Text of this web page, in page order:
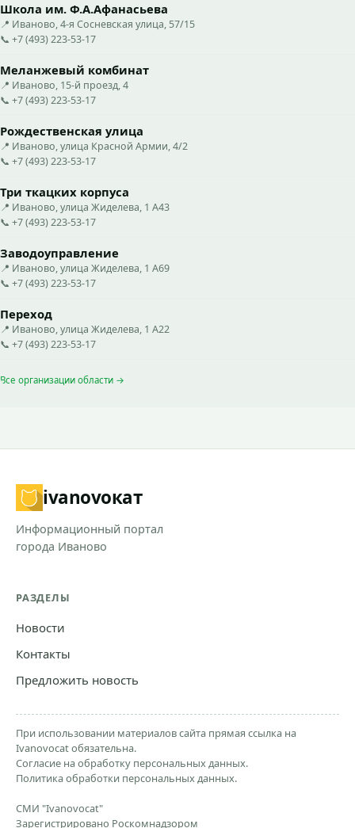
Школа им. Ф.А.Афанасьева
📍 Иваново, 4-я Сосневская улица, 57/15
📞 +7 (493) 223-53-17
Меланжевый комбинат
📍 Иваново, 15-й проезд, 4
📞 +7 (493) 223-53-17
Рождественская улица
📍 Иваново, улица Красной Армии, 4/2
📞 +7 (493) 223-53-17
Три ткацких корпуса
📍 Иваново, улица Жиделева, 1 А43
📞 +7 (493) 223-53-17
Заводоуправление
📍 Иваново, улица Жиделева, 1 А69
📞 +7 (493) 223-53-17
Переход
📍 Иваново, улица Жиделева, 1 А22
📞 +7 (493) 223-53-17
Все организации области →
ivanovoкат
Информационный портал
города Иваново
РАЗДЕЛЫ
Новости
Контакты
Предложить новость
При использовании материалов сайта прямая ссылка на
Ivanovocat обязательна.
Согласие на обработку персональных данных.
Политика обработки персональных данных.
СМИ "Ivanovocat"
Зарегистрировано Роскомнадзором